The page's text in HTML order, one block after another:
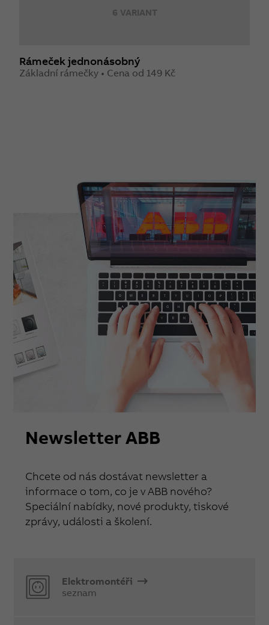
6 VARIANT
Rámeček jednonásobný
Základní rámečky • Cena od 149 Kč
Newsletter ABB
Chcete od nás dostávat newsletter a
informace o tom, co je v ABB nového?
Speciální nabídky, nové produkty, tiskové
zprávy, události a školení.
Elektromontéři
seznam